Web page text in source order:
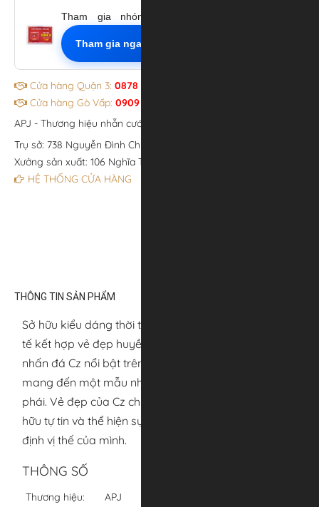
Tham gia nhóm Zalo Mua Vàng Tích Trữ.
Tham gia ngay
Cửa hàng Quận 3: 0878 681772
Cửa hàng Gò Vấp: 0909 902072
APJ - Thương hiệu nhẫn cưới đẹp
Trụ sở: 738 Nguyễn Đình Chiểu, P.Bàn Cờ, TP. Hồ Chí Minh.
Xưởng sản xuất: 106 Nghĩa Thục, P.An Đông, TP. Hồ Chí Minh.
HỆ THỐNG CỬA HÀNG
THÔNG TIN SẢN PHẨM
Sở hữu kiểu dáng thời trang với những đường nét tinh
tế kết hợp vẻ đẹp huyền bí, sang trọng cùng điểm
nhấn đá Cz nổi bật trên nền chất liệu vàng 18K,
mang đến một mẫu nhẫn đá quý đẳng cấp và quý
phái. Vẻ đẹp của Cz chính là yếu tố giúp cho chủ sở
hữu tự tin và thể hiện sự thời thượng cũng như khẳng
định vị thế của mình.
THÔNG SỐ
Thương hiệu: APJ